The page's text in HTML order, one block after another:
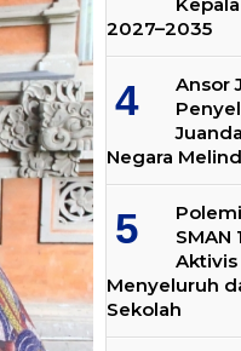
2027–2035
Ansor
Negara
SMAN
Menyeluruh
Sekolah